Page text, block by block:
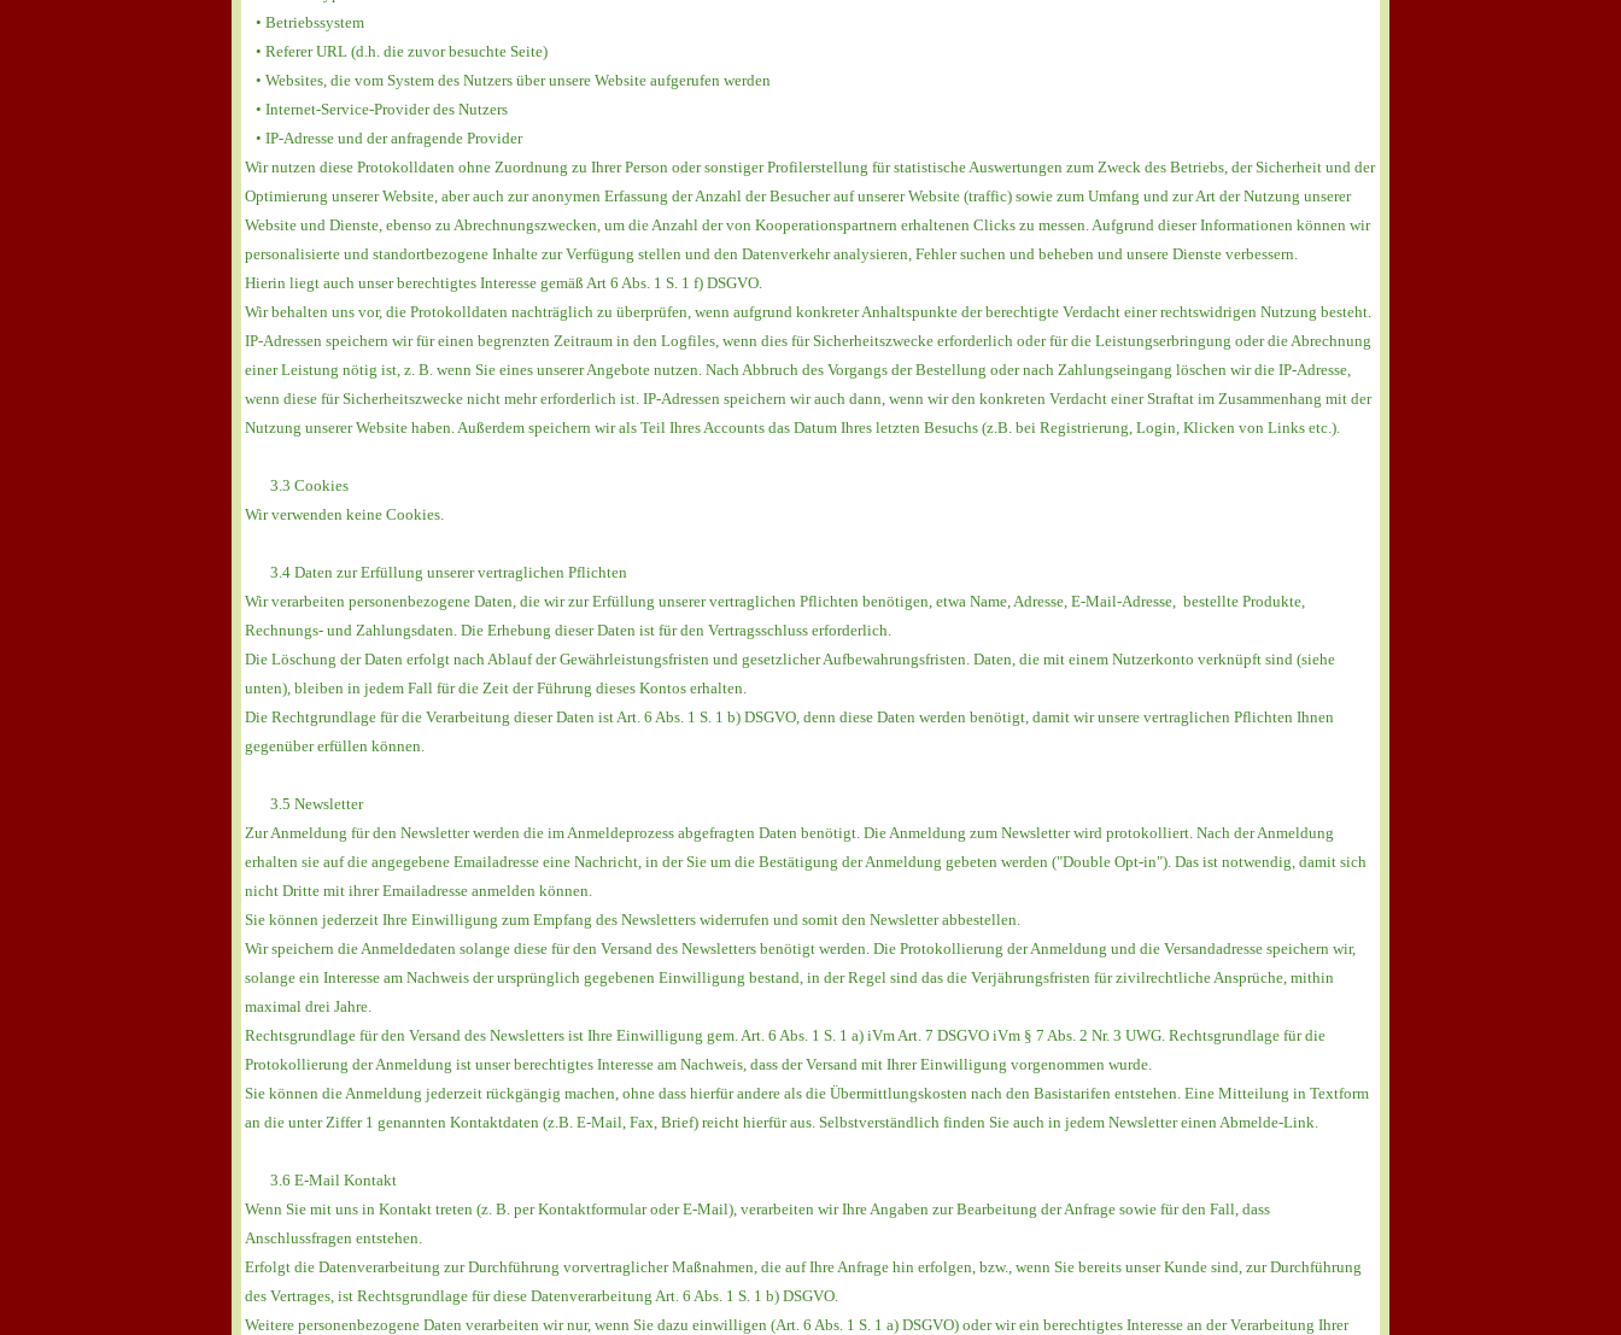
• Betriebssystem
• Referer URL (d.h. die zuvor besuchte Seite)
• Websites, die vom System des Nutzers über unsere Website aufgerufen werden
• Internet-Service-Provider des Nutzers
• IP-Adresse und der anfragende Provider
Wir nutzen diese Protokolldaten ohne Zuordnung zu Ihrer Person oder sonstiger Profilerstellung für statistische Auswertungen zum Zweck des Betriebs, der Sicherheit und der
Optimierung unserer Website, aber auch zur anonymen Erfassung der Anzahl der Besucher auf unserer Website (traffic) sowie zum Umfang und zur Art der Nutzung unserer
Website und Dienste, ebenso zu Abrechnungszwecken, um die Anzahl der von Kooperationspartnern erhaltenen Clicks zu messen. Aufgrund dieser Informationen können wir
personalisierte und standortbezogene Inhalte zur Verfügung stellen und den Datenverkehr analysieren, Fehler suchen und beheben und unsere Dienste verbessern.
Hierin liegt auch unser berechtigtes Interesse gemäß Art 6 Abs. 1 S. 1 f) DSGVO.
Wir behalten uns vor, die Protokolldaten nachträglich zu überprüfen, wenn aufgrund konkreter Anhaltspunkte der berechtigte Verdacht einer rechtswidrigen Nutzung besteht.
IP-Adressen speichern wir für einen begrenzten Zeitraum in den Logfiles, wenn dies für Sicherheitszwecke erforderlich oder für die Leistungserbringung oder die Abrechnung
einer Leistung nötig ist, z. B. wenn Sie eines unserer Angebote nutzen. Nach Abbruch des Vorgangs der Bestellung oder nach Zahlungseingang löschen wir die IP-Adresse,
wenn diese für Sicherheitszwecke nicht mehr erforderlich ist. IP-Adressen speichern wir auch dann, wenn wir den konkreten Verdacht einer Straftat im Zusammenhang mit der
Nutzung unserer Website haben. Außerdem speichern wir als Teil Ihres Accounts das Datum Ihres letzten Besuchs (z.B. bei Registrierung, Login, Klicken von Links etc.).
3.3 Cookies
Wir verwenden keine Cookies.
3.4 Daten zur Erfüllung unserer vertraglichen Pflichten
Wir verarbeiten personenbezogene Daten, die wir zur Erfüllung unserer vertraglichen Pflichten benötigen, etwa Name, Adresse, E-Mail-Adresse, bestellte Produkte,
Rechnungs- und Zahlungsdaten. Die Erhebung dieser Daten ist für den Vertragsschluss erforderlich.
Die Löschung der Daten erfolgt nach Ablauf der Gewährleistungsfristen und gesetzlicher Aufbewahrungsfristen. Daten, die mit einem Nutzerkonto verknüpft sind (siehe
unten), bleiben in jedem Fall für die Zeit der Führung dieses Kontos erhalten.
Die Rechtgrundlage für die Verarbeitung dieser Daten ist Art. 6 Abs. 1 S. 1 b) DSGVO, denn diese Daten werden benötigt, damit wir unsere vertraglichen Pflichten Ihnen
gegenüber erfüllen können.
3.5 Newsletter
Zur Anmeldung für den Newsletter werden die im Anmeldeprozess abgefragten Daten benötigt. Die Anmeldung zum Newsletter wird protokolliert. Nach der Anmeldung
erhalten sie auf die angegebene Emailadresse eine Nachricht, in der Sie um die Bestätigung der Anmeldung gebeten werden ("Double Opt-in"). Das ist notwendig, damit sich
nicht Dritte mit ihrer Emailadresse anmelden können.
Sie können jederzeit Ihre Einwilligung zum Empfang des Newsletters widerrufen und somit den Newsletter abbestellen.
Wir speichern die Anmeldedaten solange diese für den Versand des Newsletters benötigt werden. Die Protokollierung der Anmeldung und die Versandadresse speichern wir,
solange ein Interesse am Nachweis der ursprünglich gegebenen Einwilligung bestand, in der Regel sind das die Verjährungsfristen für zivilrechtliche Ansprüche, mithin
maximal drei Jahre.
Rechtsgrundlage für den Versand des Newsletters ist Ihre Einwilligung gem. Art. 6 Abs. 1 S. 1 a) iVm Art. 7 DSGVO iVm § 7 Abs. 2 Nr. 3 UWG. Rechtsgrundlage für die
Protokollierung der Anmeldung ist unser berechtigtes Interesse am Nachweis, dass der Versand mit Ihrer Einwilligung vorgenommen wurde.
Sie können die Anmeldung jederzeit rückgängig machen, ohne dass hierfür andere als die Übermittlungskosten nach den Basistarifen entstehen. Eine Mitteilung in Textform
an die unter Ziffer 1 genannten Kontaktdaten (z.B. E-Mail, Fax, Brief) reicht hierfür aus. Selbstverständlich finden Sie auch in jedem Newsletter einen Abmelde-Link.
3.6 E-Mail Kontakt
Wenn Sie mit uns in Kontakt treten (z. B. per Kontaktformular oder E-Mail), verarbeiten wir Ihre Angaben zur Bearbeitung der Anfrage sowie für den Fall, dass
Anschlussfragen entstehen.
Erfolgt die Datenverarbeitung zur Durchführung vorvertraglicher Maßnahmen, die auf Ihre Anfrage hin erfolgen, bzw., wenn Sie bereits unser Kunde sind, zur Durchführung
des Vertrages, ist Rechtsgrundlage für diese Datenverarbeitung Art. 6 Abs. 1 S. 1 b) DSGVO.
Weitere personenbezogene Daten verarbeiten wir nur, wenn Sie dazu einwilligen (Art. 6 Abs. 1 S. 1 a) DSGVO) oder wir ein berechtigtes Interesse an der Verarbeitung Ihrer